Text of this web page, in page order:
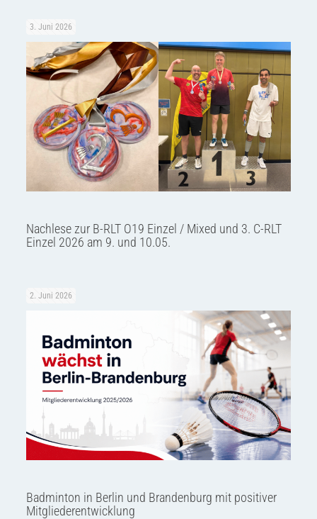
3. Juni 2026
Nachlese zur B-RLT O19 Einzel / Mixed und 3. C-RLT
Einzel 2026 am 9. und 10.05.
2. Juni 2026
Badminton in Berlin und Brandenburg mit positiver
Mitgliederentwicklung